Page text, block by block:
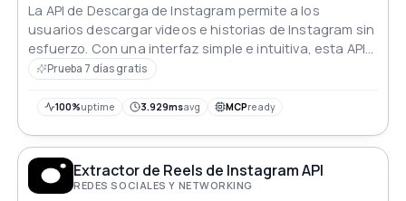
La API de Descarga de Instagram permite a los
usuarios descargar videos e historias de Instagram sin
esfuerzo. Con una interfaz simple e intuitiva, esta API
proporciona acceso fluido al contenido multimedia, lo
favoritos directamente en su dispositivo. Ideal para
con capacidades de recuperación de medios de
Instagram. Reels, Publicaciones, Hilos, Historias,
Destacados, Videos, Fotos, Carrusel - ¡cualquier medio
Prueba 7 días gratis
100%uptime 3.929msavg MCPready
Extractor de Reels de Instagram API
REDES SOCIALES Y NETWORKING